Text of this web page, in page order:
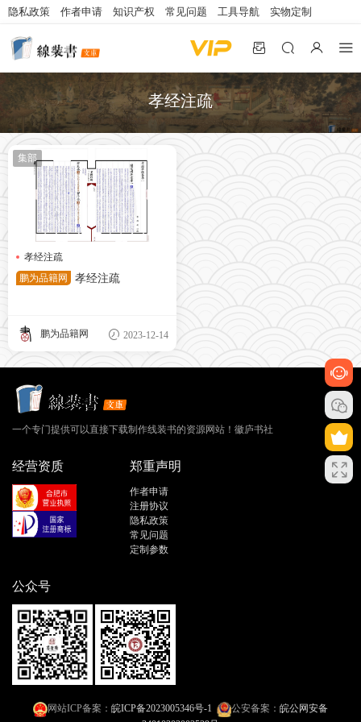
隐私政策 作者申请 知识产权 常见问题 工具导航 实物定制
孝经注疏
集部
孝经注疏
鹏为品籍网
孝经注疏
鹏为品籍网 2023-12-14
一个专门提供可以直接下载制作线装书的资源网站！徽庐书社
经营资质 郑重声明
作者申请
注册协议
隐私政策
常见问题
定制参数
公众号
网站ICP备案： 皖ICP备2023005346号-1 公安备案： 皖公网安备